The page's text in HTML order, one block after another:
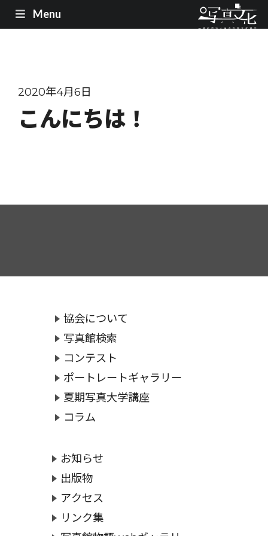
Menu
2020年4月6日
こんにちは！
協会について
写真館検索
コンテスト
ポートレートギャラリー
夏期写真大学講座
コラム
お知らせ
出版物
アクセス
リンク集